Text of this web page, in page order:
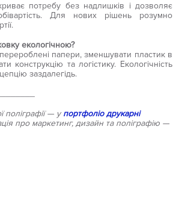
потребу без надлишків і дозволяє
Для нових рішень розумно
екологічною?
папери, зменшувати пластик в
конструкцію та логістику. Екологічність
заздалегідь.
поліграфії — упортфоліо друкарні
про маркетинг, дизайн та поліграфію —